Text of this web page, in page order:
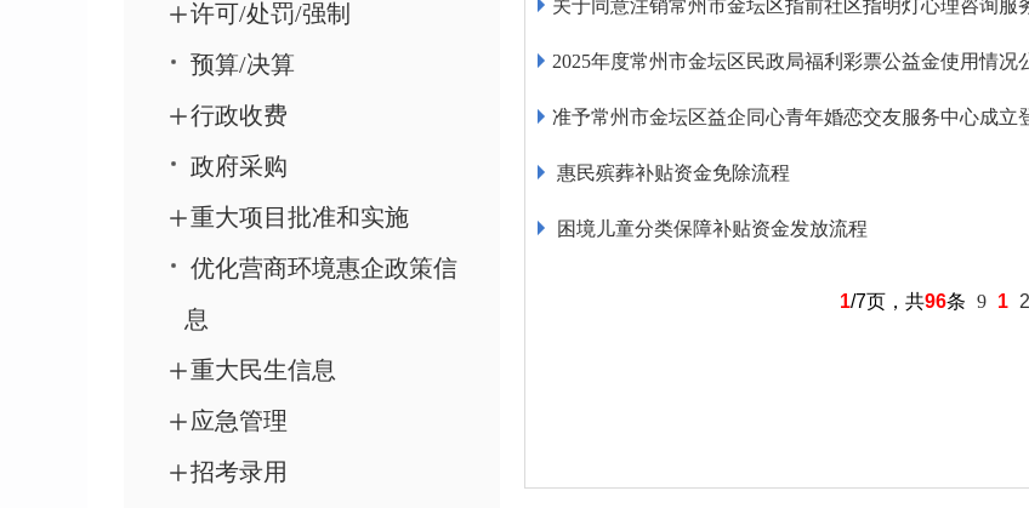
许可/处罚/强制
预算/决算
行政收费
政府采购
重大项目批准和实施
优化营商环境惠企政策信
息
重大民生信息
应急管理
招考录用